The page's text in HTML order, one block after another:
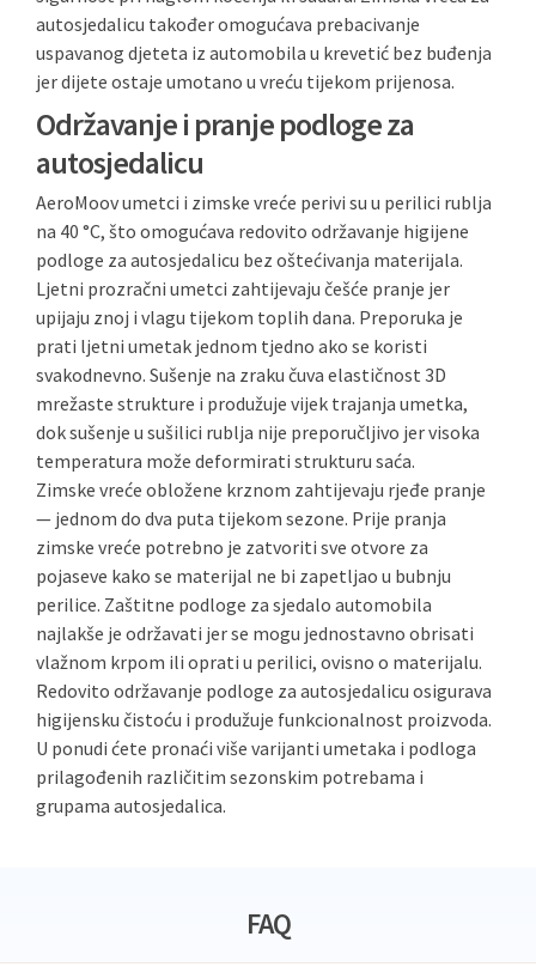
autosjedalicu također omogućava prebacivanje
uspavanog djeteta iz automobila u krevetić bez buđenja
jer dijete ostaje umotano u vreću tijekom prijenosa.
Održavanje i pranje podloge za
autosjedalicu
AeroMoov umetci i zimske vreće perivi su u perilici rublja
na 40 °C, što omogućava redovito održavanje higijene
podloge za autosjedalicu bez oštećivanja materijala.
Ljetni prozračni umetci zahtijevaju češće pranje jer
upijaju znoj i vlagu tijekom toplih dana. Preporuka je
prati ljetni umetak jednom tjedno ako se koristi
svakodnevno. Sušenje na zraku čuva elastičnost 3D
mrežaste strukture i produžuje vijek trajanja umetka,
dok sušenje u sušilici rublja nije preporučljivo jer visoka
temperatura može deformirati strukturu saća.
Zimske vreće obložene krznom zahtijevaju rjeđe pranje
— jednom do dva puta tijekom sezone. Prije pranja
zimske vreće potrebno je zatvoriti sve otvore za
pojaseve kako se materijal ne bi zapetljao u bubnju
perilice. Zaštitne podloge za sjedalo automobila
najlakše je održavati jer se mogu jednostavno obrisati
vlažnom krpom ili oprati u perilici, ovisno o materijalu.
Redovito održavanje podloge za autosjedalicu osigurava
higijensku čistoću i produžuje funkcionalnost proizvoda.
U ponudi ćete pronaći više varijanti umetaka i podloga
prilagođenih različitim sezonskim potrebama i
grupama autosjedalica.
FAQ